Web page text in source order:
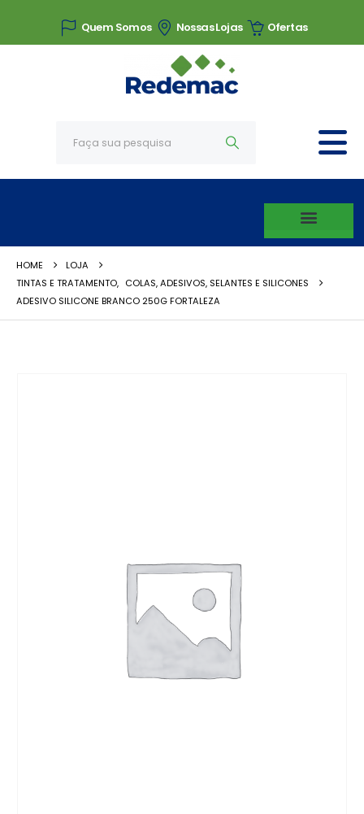
Quem Somos Nossas Lojas Ofertas
HOME
LOJA
TINTAS E TRATAMENTO, COLAS, ADESIVOS, SELANTES E SILICONES
ADESIVO SILICONE BRANCO 250G FORTALEZA